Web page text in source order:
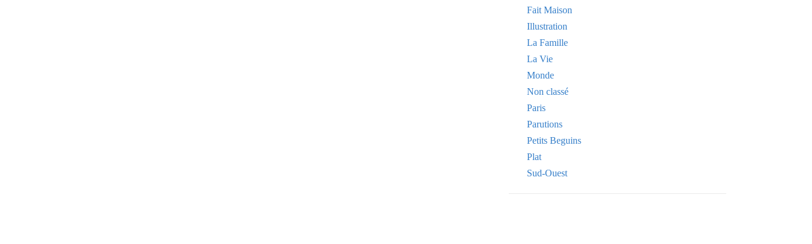
Fait Maison
Illustration
La Famille
La Vie
Monde
Non classé
Paris
Parutions
Petits Beguins
Plat
Sud-Ouest